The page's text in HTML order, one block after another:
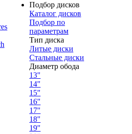
Подбор дисков
Каталог дисков
Подбор по
параметрам
Тип диска
Литые диски
Стальные диски
Диаметр обода
13"
14"
15"
16"
17"
18"
19"